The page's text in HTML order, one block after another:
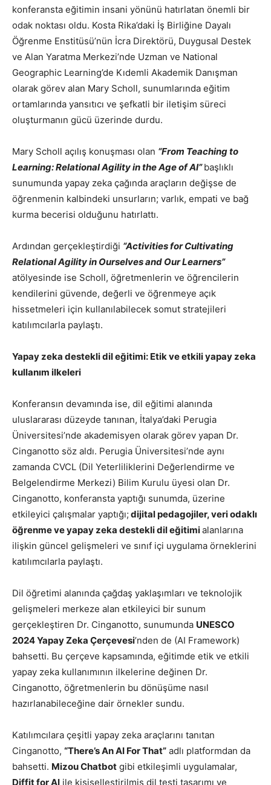
konferansta eğitimin insani yönünü hatırlatan önemli bir
odak noktası oldu. Kosta Rika’daki İş Birliğine Dayalı
Öğrenme Enstitüsü’nün İcra Direktörü, Duygusal Destek
ve Alan Yaratma Merkezi’nde Uzman ve National
Geographic Learning’de Kıdemli Akademik Danışman
olarak görev alan Mary Scholl, sunumlarında eğitim
ortamlarında yansıtıcı ve şefkatli bir iletişim süreci
oluşturmanın gücü üzerinde durdu.
Mary Scholl açılış konuşması olan “From Teaching to
Learning: Relational Agility in the Age of AI” başlıklı
sunumunda yapay zeka çağında araçların değişse de
öğrenmenin kalbindeki unsurların; varlık, empati ve bağ
kurma becerisi olduğunu hatırlattı.
Ardından gerçekleştirdiği “Activities for Cultivating
Relational Agility in Ourselves and Our Learners”
atölyesinde ise Scholl, öğretmenlerin ve öğrencilerin
kendilerini güvende, değerli ve öğrenmeye açık
hissetmeleri için kullanılabilecek somut stratejileri
katılımcılarla paylaştı.
Yapay zeka destekli dil eğitimi: Etik ve etkili yapay zeka
kullanım ilkeleri
Konferansın devamında ise, dil eğitimi alanında
uluslararası düzeyde tanınan, İtalya’daki Perugia
Üniversitesi’nde akademisyen olarak görev yapan Dr.
Cinganotto söz aldı. Perugia Üniversitesi’nde aynı
zamanda CVCL (Dil Yeterliliklerini Değerlendirme ve
Belgelendirme Merkezi) Bilim Kurulu üyesi olan Dr.
Cinganotto, konferansta yaptığı sunumda, üzerine
etkileyici çalışmalar yaptığı; dijital pedagojiler, veri odaklı
öğrenme ve yapay zeka destekli dil eğitimialanlarına
ilişkin güncel gelişmeleri ve sınıf içi uygulama örneklerini
katılımcılarla paylaştı.
Dil öğretimi alanında çağdaş yaklaşımları ve teknolojik
gelişmeleri merkeze alan etkileyici bir sunum
gerçekleştiren Dr. Cinganotto, sunumunda UNESCO
2024 Yapay Zeka Çerçevesi’nden de (AI Framework)
bahsetti. Bu çerçeve kapsamında, eğitimde etik ve etkili
yapay zeka kullanımının ilkelerine değinen Dr.
Cinganotto, öğretmenlerin bu dönüşüme nasıl
hazırlanabileceğine dair örnekler sundu.
Katılımcılara çeşitli yapay zeka araçlarını tanıtan
Cinganotto, “There’s An AI For That” adlı platformdan da
bahsetti. Mizou Chatbot gibi etkileşimli uygulamalar,
Diffit for AI ile kişiselleştirilmiş dil testi tasarımı ve